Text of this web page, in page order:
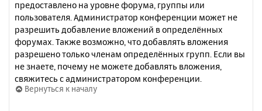
предоставлено на уровне форума, группы или
пользователя. Администратор конференции может не
разрешить добавление вложений в определённых
форумах. Также возможно, что добавлять вложения
разрешено только членам определённых групп. Если вы
не знаете, почему не можете добавлять вложения,
свяжитесь с администратором конференции.
Вернуться к началу